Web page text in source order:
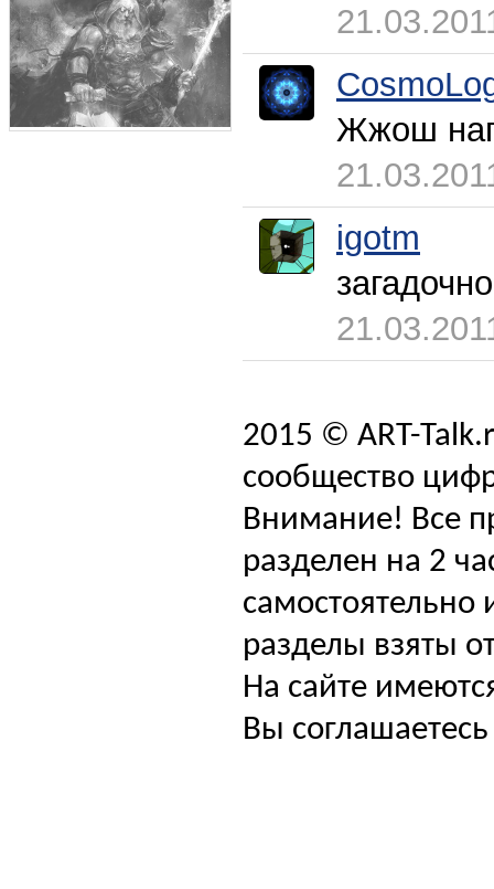
Жжош
igotm
2015 © ART-
сообщество
Внимание! Все
разделен на 2
самостоятельно
разделы взяты
На сайте
Вы